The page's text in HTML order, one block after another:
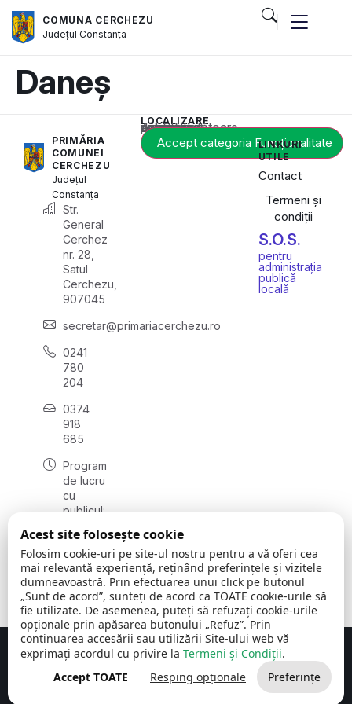
COMUNA CERCHEZU
JudețulConstanța
Daneș
PRIMĂRIA
COMUNEI
CERCHEZU
Județul
Constanța
Str.
General
Cerchez
nr. 28,
Satul
Cerchezu,
907045
secretar@primariacerchezu.ro
0241
780
204
0374
918
685
Program
de lucru
cu
publicul:
08:00 -
16:30
, vineri:
08:00 -
14:00
LOCALIZARE
Acest conținut este blocat până când acceptați categoria corespunzătoare de cookie-uri.
Accept categoria Funcționalitate
LINKURI
UTILE
Contact
Termeni și
condiții
S.O.S.
pentru
administrația
publică
locală
Comuna Cerchezu © 2026Toate drepturile rezervate
Concept realizat de Big Media Relații Publice SRL
Acest site folosește cookie
Folosim cookie-uri pe site-ul nostru pentru a vă oferi cea
mai relevantă experiență, reținând preferințele și vizitele
dumneavoastră. Prin efectuarea unui click pe butonul
„Sunt de acord”, sunteți de acord ca TOATE cookie-urile să
fie utilizate. De asemenea, puteți să refuzați cookie-urile
opționale prin apăsarea butonului „Refuz”. Prin
continuarea accesării sau utilizării Site-ului web vă
exprimați acordul cu privire la Termeni și Condiții.
Accept TOATE
Resping opționale Preferințe